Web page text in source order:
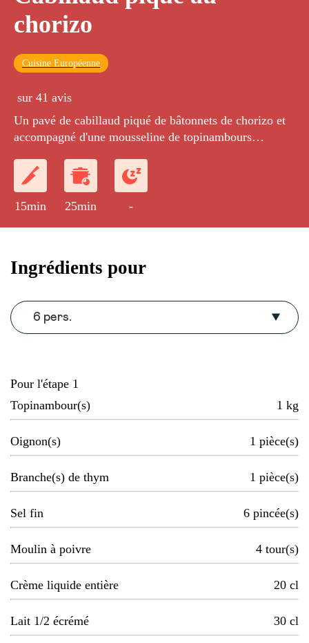
chorizo
Cuisine Européenne
sur 41 avis
Un pavé de cabillaud piqué de bâtonnets de chorizo et
accompagné d'une mousseline de topinambours
15min 25min -
Ingrédients pour
6 pers.
Pour l'étape 1
Topinambour(s)
1 kg
Oignon(s) 1 pièce(s)
Branche(s) de thym 1 pièce(s)
Sel fin 6 pincée(s)
Moulin à poivre 4 tour(s)
Crème liquide entière 20 cl
Lait 1/2 écrémé 30 cl